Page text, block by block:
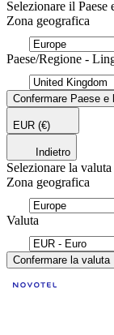
Selezionare il
Zona geografica
Paese/Regione -
Confermare Paese e
EUR (€)
Indietro
Selezionare la
Zona geografica
Valuta
Confermare la valuta